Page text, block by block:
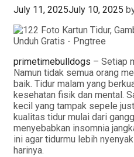
July 11, 2025July 10, 2025
primetimebulldogs – Setiap
Namun tidak semua orang
baik. Tidur malam yang
kesehatan fisik dan mental.
kecil yang tampak sepele
kualitas tidur mulai dari
menyebabkan insomnia
ini agar tidurmu lebih
harinya.